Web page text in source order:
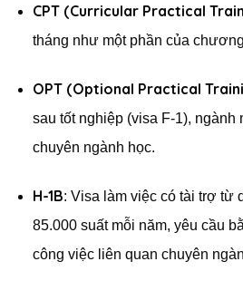
CPT (Curricular Practical
tháng như một phần của
OPT (Optional Practical
sau tốt nghiệp (visa F-1), ngành
chuyên ngành học.
H-1B: Visa làm việc có tài trợ từ
85.000 suất mỗi năm, yêu cầu
công việc liên quan chuyên